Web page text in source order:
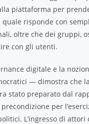
piattaforma per
risponde con
oltre che dei gruppi,
con gli utenti.
digitale e la
— dimostra che
stato preparato dal
precondizione per
L’ingresso di